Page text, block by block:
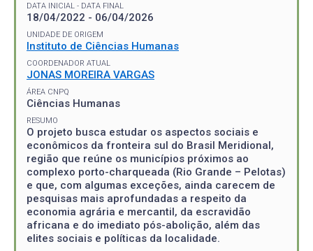
DATA INICIAL - DATA FINAL
18/04/2022 - 06/04/2026
UNIDADE DE ORIGEM
Instituto de Ciências Humanas
COORDENADOR ATUAL
JONAS MOREIRA VARGAS
ÁREA CNPQ
Ciências Humanas
RESUMO
O projeto busca estudar os aspectos sociais e
econômicos da fronteira sul do Brasil Meridional,
região que reúne os municípios próximos ao
complexo porto-charqueada (Rio Grande – Pelotas)
e que, com algumas exceções, ainda carecem de
pesquisas mais aprofundadas a respeito da
economia agrária e mercantil, da escravidão
africana e do imediato pós-abolição, além das
elites sociais e políticas da localidade.